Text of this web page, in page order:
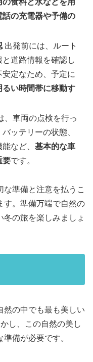
話の充電器や予備の
出発前には、ルート
道路情報を確認し
定なため、予定に
るい時間帯に移動す
、車両の点検を行っ
ッテリーの状態、
能など、基本的な車
要です。
準備と注意を払うこ
す。準備万端で自然の
の旅を楽しみましょ
然の中でも最も美しい
し、この自然の美し
備が必要です。